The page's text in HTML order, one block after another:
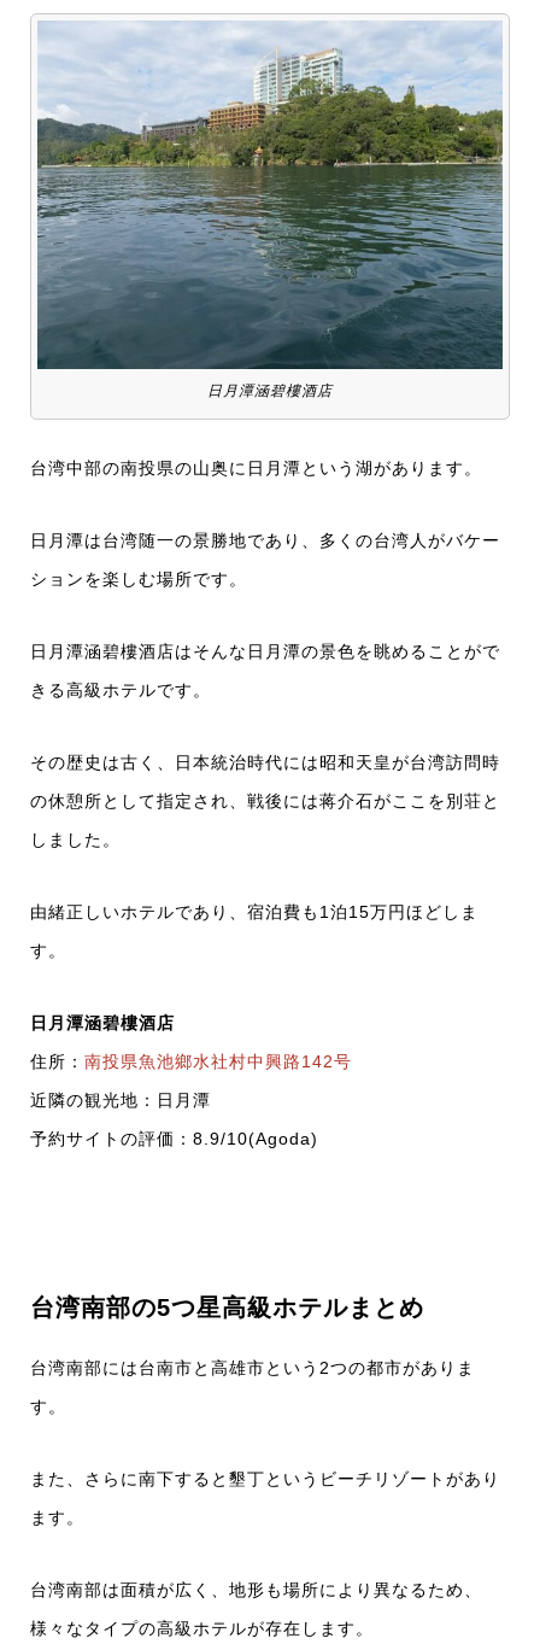
日月潭涵碧樓酒店
台湾中部の南投県の山奥に日月潭という湖があります。
日月潭は台湾随一の景勝地であり、多くの台湾人がバケー
ションを楽しむ場所です。
日月潭涵碧樓酒店はそんな日月潭の景色を眺めることがで
きる高級ホテルです。
その歴史は古く、日本統治時代には昭和天皇が台湾訪問時
の休憩所として指定され、戦後には蒋介石がここを別荘と
しました。
由緒正しいホテルであり、宿泊費も1泊15万円ほどしま
す。
日月潭涵碧樓酒店
住所： 南投県魚池鄉水社村中興路142号
近隣の観光地：日月潭
予約サイトの評価：8.9/10(Agoda)
台湾南部の5つ星高級ホテルまとめ
台湾南部には台南市と高雄市という2つの都市がありま
す。
また、さらに南下すると墾丁というビーチリゾートがあり
ます。
台湾南部は面積が広く、地形も場所により異なるため、
様々なタイプの高級ホテルが存在します。